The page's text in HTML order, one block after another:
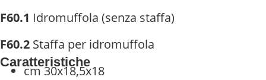
F60.1 Idromuffola (senza staffa)
F60.2 Staffa per idromuffola
Caratteristiche
cm 30x18,5x18